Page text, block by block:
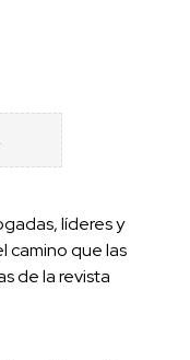
líderes y
camino que las
de la revista